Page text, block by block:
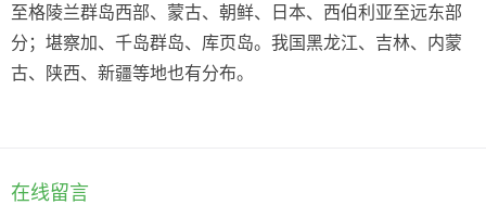
至格陵兰群岛西部、蒙古、朝鲜、日本、西伯利亚至远东部
分；堪察加、千岛群岛、库页岛。我国黑龙江、吉林、内蒙
古、陕西、新疆等地也有分布。
在线留言